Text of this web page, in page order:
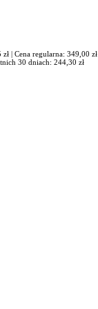
| Cena regularna: 349,00 zł
30 dniach: 244,30 zł